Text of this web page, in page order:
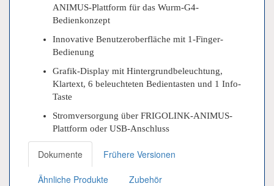
ANIMUS-Plattform für das Wurm-G4-
Bedienkonzept
Innovative Benutzeroberfläche mit 1-Finger-
Bedienung
Grafik-Display mit Hintergrundbeleuchtung,
Klartext, 6 beleuchteten Bedientasten und 1 Info-
Taste
Stromversorgung über FRIGOLINK-ANIMUS-
Plattform oder USB-Anschluss
Dokumente Frühere Versionen
Ähnliche Produkte
Zubehör